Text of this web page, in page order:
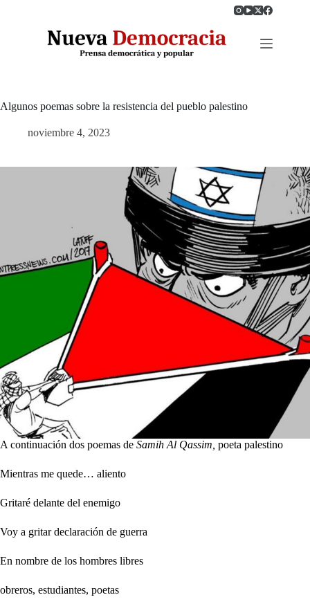
Algunos poemas sobre la resistencia del pueblo palestino
noviembre 4, 2023
A continuación dos poemas de Samih Al Qassim, poeta palestino
Mientras me quede… aliento
Gritaré delante del enemigo
Voy a gritar declaración de guerra
En nombre de los hombres libres
obreros, estudiantes, poetas